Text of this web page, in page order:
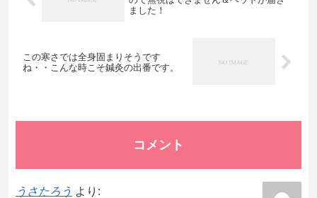
ました！
この寒さでは全身固まりそうです
ね・・こんな時こそ鍼灸の出番です。
コメント
うさたろう より: